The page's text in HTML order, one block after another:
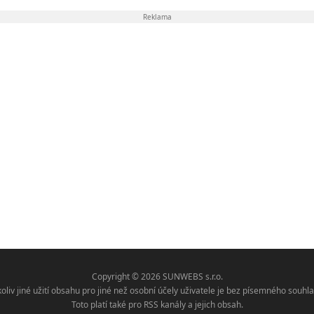
Reklama
Copyright © 2026 SUNWEBS s.r.o.
jiné užití obsahu pro jiné než osobní účely uživatele je bez písemného
Toto platí také pro RSS kanály a jejich obsah.